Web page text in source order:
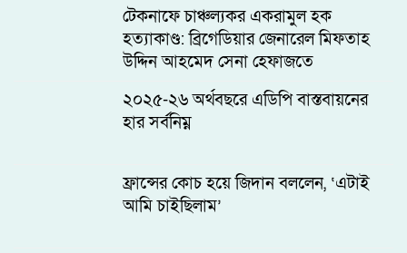
টেকনাফে চাঞ্চল্যকর একরামুল হক
হত্যাকাণ্ড: ব্রিগেডিয়ার জেনারেল মিফতাহ
উদ্দিন আহমেদ সেনা হেফাজতে
২০২৫-২৬ অর্থবছরে এডিপি বাস্তবায়নের
হার সর্বনিম্ন
ফ্রান্সের কোচ হয়ে জিদান বললেন, ‘এটাই
আমি চাইছিলাম’